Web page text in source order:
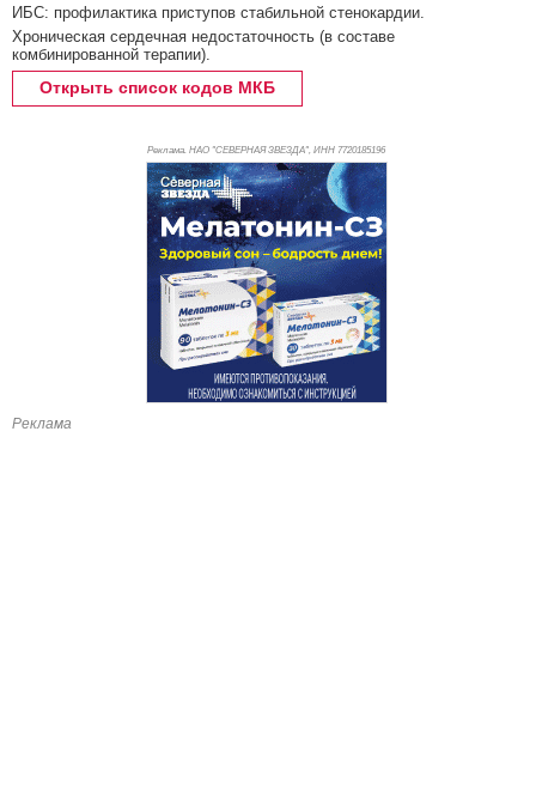
ИБС: профилактика приступов стабильной стенокардии.
Хроническая сердечная недостаточность (в составе
комбинированной терапии).
Открыть список кодов МКБ
Реклама. НАО "СЕВЕРНАЯ ЗВЕЗДА", ИНН 7720185196
Реклама